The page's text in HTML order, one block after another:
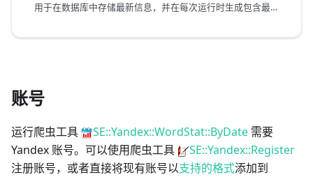
用于在数据库中存储最新信息，并在每次运行时生成包含最新数据的 csv 文件
账号
运行爬虫工具 SE::Yandex::WordStat::ByDate 需要
Yandex 账号。可以使用爬虫工具
SE::Yandex::Register
注册账号，或者直接将现有账号以支持的格式添加到